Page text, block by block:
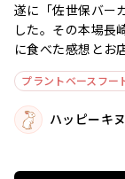
遂に「佐世保バー
した。その本場長
に食べた感想とお
プラントベースフー
ハッピーキ